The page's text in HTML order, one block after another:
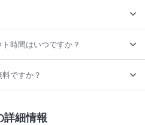
時間はいつですか？
ですか？
詳細情報